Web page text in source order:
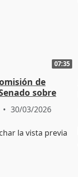
07:35
de
sobre
30/03/2026